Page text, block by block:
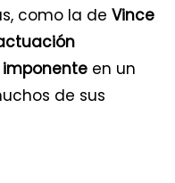
como la de Vince
en un
de sus